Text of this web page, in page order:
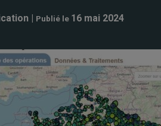
| Publié le 16 mai 2024